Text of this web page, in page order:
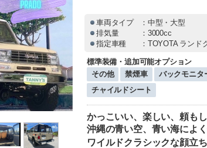
車両タイプ ：中型・大型
排気量
：3000cc
指定車種
：TOYOTA ランド
標準装備・追加可能オプション
その他
禁煙車 バックモニタ
チャイルドシート
かっこいい、楽しい、頼もし
沖縄の青い空、青い海によ
ワイルドクラシックな顔立